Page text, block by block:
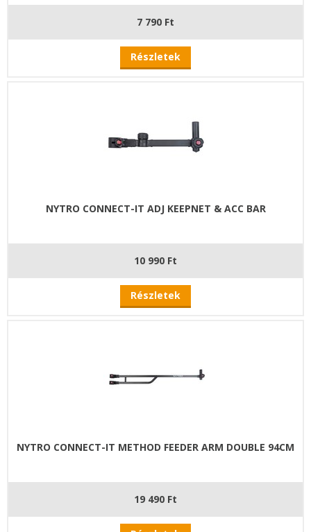
7 790 Ft
Részletek
NYTRO CONNECT-IT ADJ KEEPNET & ACC BAR
10 990 Ft
Részletek
NYTRO CONNECT-IT METHOD FEEDER ARM DOUBLE 94CM
19 490 Ft